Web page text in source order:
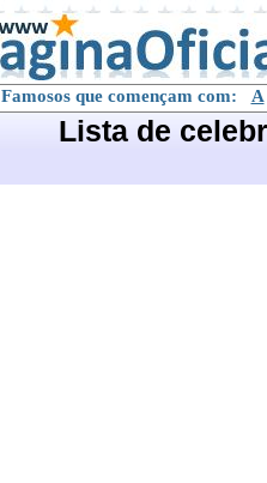
Famosos que començam com: A
Lista de